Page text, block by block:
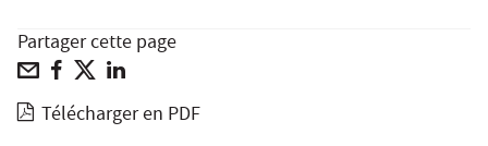
Partager cette page
Télécharger en PDF